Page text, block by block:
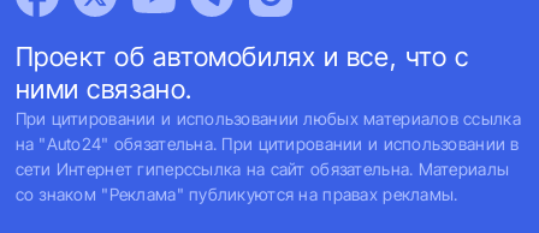
Проект об автомобилях и все, что с
ними связано.
При цитировании и использовании любых материалов ссылка
на "Auto24" обязательна. При цитировании и использовании в
сети Интернет гиперссылка на сайт обязательна. Материалы
со знаком "Реклама" публикуются на правах рекламы.